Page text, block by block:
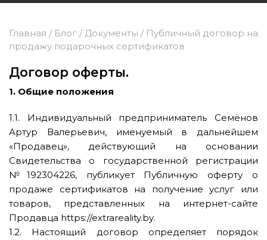
Главная / Блог / Документы / Публичный договор на
продажу подарочных сертификатов
Договор оферты.
1. Общие положения
1.1. Индивидуальный предприниматель Семёнов
Артур Валерьевич, именуемый в дальнейшем
«Продавец», действующий на основании
Свидетельства о государственной регистрации
№192304226, публикует Публичную оферту о
продаже сертификатов на получение услуг или
товаров, представленных на интернет-сайте
Продавца https://extrareality.by.
1.2. Настоящий договор определяет порядок